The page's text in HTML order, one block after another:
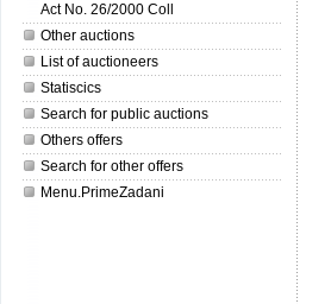
Act No. 26/2000 Coll
Other auctions
List of auctioneers
Statiscics
Search for public auctions
Others offers
Search for other offers
Menu.PrimeZadani